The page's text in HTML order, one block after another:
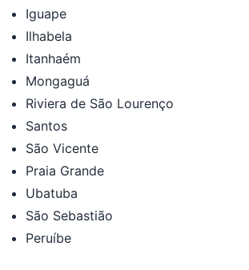
Iguape
Ilhabela
Itanhaém
Mongaguá
Riviera de São Lourenço
Santos
São Vicente
Praia Grande
Ubatuba
São Sebastião
Peruíbe